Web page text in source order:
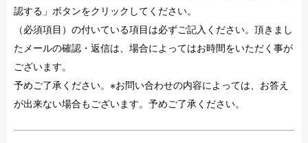
認する」ボタンをクリックしてください。
（必須項目）の付いている項目は必ずご記入ください。頂きまし
たメールの確認・返信は、場合によってはお時間をいただく事が
ございます。
予めご了承ください。※お問い合わせの内容によっては、お答え
が出来ない場合もございます。予めご了承ください。